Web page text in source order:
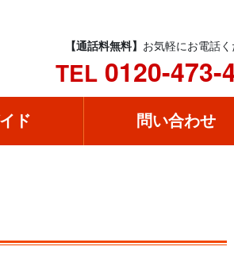
【通話料無料】 お気軽にお電話
TEL 0120-473-
ド 問い合わせ